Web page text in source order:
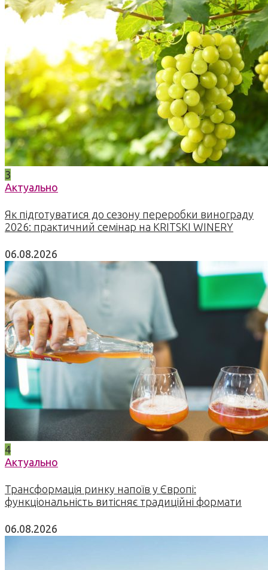
3
Актуально
Як підготуватися до сезону переробки винограду
2026: практичний семінар на KRITSKI WINERY
06.08.2026
4
Актуально
Трансформація ринку напоїв у Європі:
функціональність витісняє традиційні формати
06.08.2026